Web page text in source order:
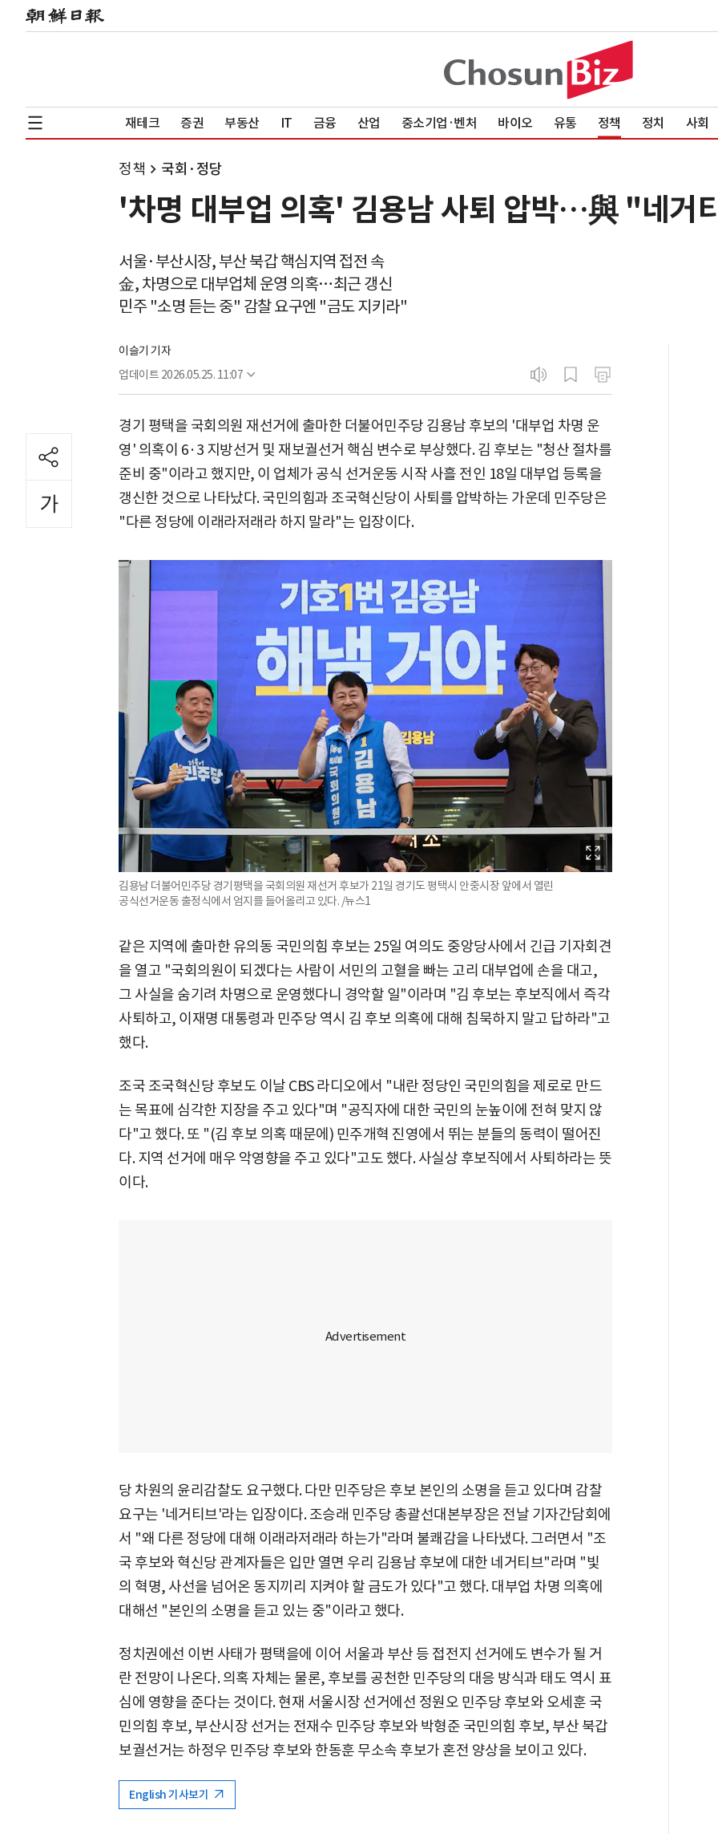
재테크 증권 부동산 IT 금융 산업 중소기업·벤처 바이오 유통 정책 정치 사회
정책 국회·정당
'차명 대부업 의혹' 김용남 사퇴 압박…與 "네거
서울·부산시장, 부산 북갑 핵심지역 접전 속
金, 차명으로 대부업체 운영 의혹…최근 갱신
민주 "소명 듣는 중" 감찰 요구엔 "금도 지키라"
이슬기 기자
업데이트 2026.05.25. 11:07
경기 평택을 국회의원 재선거에 출마한 더불어민주당 김용남 후보의 '대부업 차명 운
영' 의혹이 6·3 지방선거 및 재보궐선거 핵심 변수로 부상했다. 김 후보는 "청산 절차를
준비 중"이라고 했지만, 이 업체가 공식 선거운동 시작 사흘 전인 18일 대부업 등록을
갱신한 것으로 나타났다. 국민의힘과 조국혁신당이 사퇴를 압박하는 가운데 민주당은
"다른 정당에 이래라저래라 하지 말라"는 입장이다.
김용남 더불어민주당 경기평택을 국회의원 재선거 후보가 21일 경기도 평택시 안중시장 앞에서 열린
공식선거운동 출정식에서 엄지를 들어올리고 있다. /뉴스1
같은 지역에 출마한 유의동 국민의힘 후보는 25일 여의도 중앙당사에서 긴급 기자회견
을 열고 "국회의원이 되겠다는 사람이 서민의 고혈을 빠는 고리 대부업에 손을 대고,
그 사실을 숨기려 차명으로 운영했다니 경악할 일"이라며 "김 후보는 후보직에서 즉각
사퇴하고, 이재명 대통령과 민주당 역시 김 후보 의혹에 대해 침묵하지 말고 답하라"고
했다.
조국 조국혁신당 후보도 이날 CBS 라디오에서 "내란 정당인 국민의힘을 제로로 만드
는 목표에 심각한 지장을 주고 있다"며 "공직자에 대한 국민의 눈높이에 전혀 맞지 않
다"고 했다. 또 "(김 후보 의혹 때문에) 민주개혁 진영에서 뛰는 분들의 동력이 떨어진
다. 지역 선거에 매우 악영향을 주고 있다"고도 했다. 사실상 후보직에서 사퇴하라는 뜻
이다.
당 차원의 윤리감찰도 요구했다. 다만 민주당은 후보 본인의 소명을 듣고 있다며 감찰
요구는 '네거티브'라는 입장이다. 조승래 민주당 총괄선대본부장은 전날 기자간담회에
서 "왜 다른 정당에 대해 이래라저래라 하는가"라며 불쾌감을 나타냈다. 그러면서 "조
국 후보와 혁신당 관계자들은 입만 열면 우리 김용남 후보에 대한 네거티브"라며 "빛
의 혁명, 사선을 넘어온 동지끼리 지켜야 할 금도가 있다"고 했다. 대부업 차명 의혹에
대해선 "본인의 소명을 듣고 있는 중"이라고 했다.
정치권에선 이번 사태가 평택을에 이어 서울과 부산 등 접전지 선거에도 변수가 될 거
란 전망이 나온다. 의혹 자체는 물론, 후보를 공천한 민주당의 대응 방식과 태도 역시 표
심에 영향을 준다는 것이다. 현재 서울시장 선거에선 정원오 민주당 후보와 오세훈 국
민의힘 후보, 부산시장 선거는 전재수 민주당 후보와 박형준 국민의힘 후보, 부산 북갑
보궐선거는 하정우 민주당 후보와 한동훈 무소속 후보가 혼전 양상을 보이고 있다.
English 기사보기